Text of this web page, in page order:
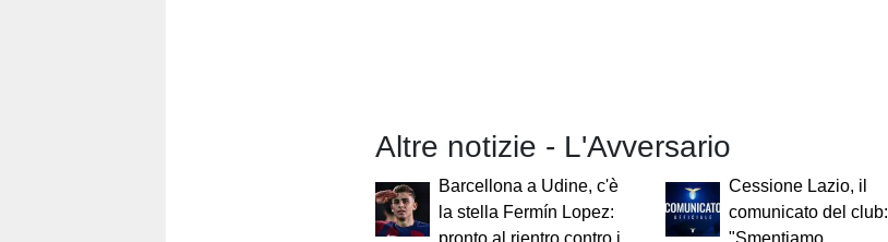
Altre notizie - L'Avversario
Barcellona a Udine, c'è
la stella Fermín Lopez:
Cessione Lazio, il
comunicato del club: